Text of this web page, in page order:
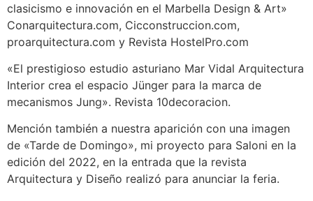
clasicismo e innovación en el Marbella Design & Art»
Conarquitectura.com, Cicconstruccion.com,
proarquitectura.com y Revista HostelPro.com
«El prestigioso estudio asturiano Mar Vidal Arquitectura
Interior crea el espacio Jünger para la marca de
mecanismos Jung». Revista 10decoracion.
Mención también a nuestra aparición con una imagen
de «Tarde de Domingo», mi proyecto para Saloni en la
edición del 2022, en la entrada que la revista
Arquitectura y Diseño realizó para anunciar la feria.